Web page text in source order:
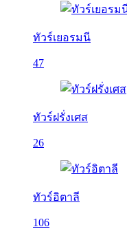
ทัวร์เยอรมนี
47
ทัวร์ฝรั่งเศส
26
ทัวร์อิตาลี
106